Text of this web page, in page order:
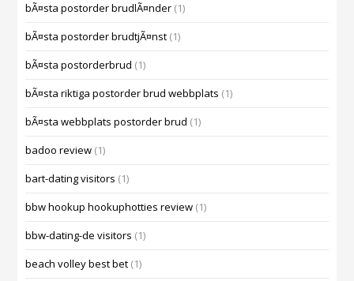
bÃ¤sta postorder brudlÃ¤nder (1)
bÃ¤sta postorder brudtjÃ¤nst (1)
bÃ¤sta postorderbrud (1)
bÃ¤sta riktiga postorder brud webbplats (1)
bÃ¤sta webbplats postorder brud (1)
badoo review (1)
bart-dating visitors (1)
bbw hookup hookuphotties review (1)
bbw-dating-de visitors (1)
beach volley best bet (1)